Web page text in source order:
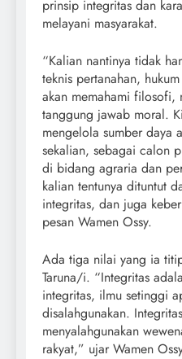
prinsip integritas dan
melayani masyarakat.
“Kalian nantinya tidak
teknis pertanahan,
akan memahami
tanggung jawab moral.
mengelola sumber daya
sekalian, sebagai calon
di bidang agraria dan
kalian tentunya dituntut
integritas, dan juga
pesan Wamen Ossy.
Ada tiga nilai yang ia
Taruna/i. “Integritas
integritas, ilmu setinggi
disalahgunakan.
menyalahgunakan
rakyat,” ujar Wamen